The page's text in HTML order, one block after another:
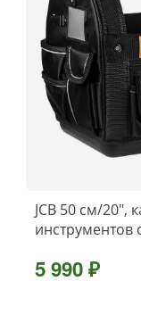
JCB 50 см/20″,
инструментов
5 990 ₽